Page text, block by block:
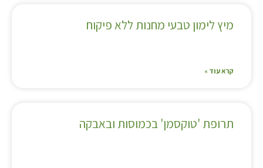
מיץ לימון טבעי מחנות ללא פיקוח
קרא עוד »
תרופת 'טוקסמן' בכמוסות ובאבקה